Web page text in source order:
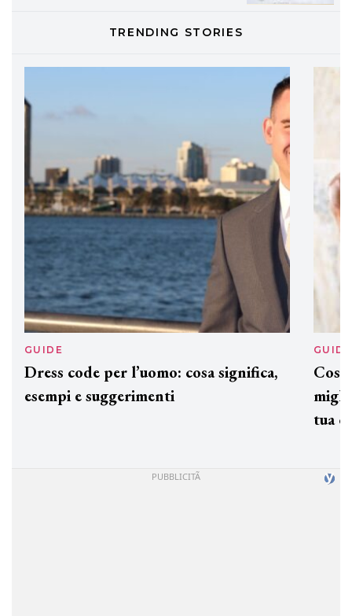
LABEL.M lancia la sua innovativa ed
professionali
TRENDING STORIES
GUIDE
Dress code per l’uomo: cosa significa,
esempi e suggerimenti
GUIDE
tua